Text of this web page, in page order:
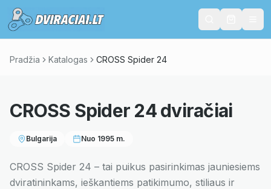
Pradžia Katalogas CROSS Spider 24
CROSS Spider 24dviračiai
Bulgarija Nuo 1995 m.
CROSS Spider 24 – tai puikus pasirinkimas jauniesiems
dviratininkams, ieškantiems patikimumo, stiliaus ir